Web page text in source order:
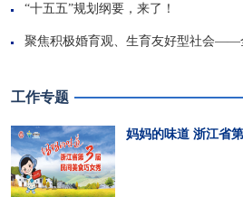
“十五五”规划纲要，来了！
聚焦积极婚育观、生育友好型社会——
工作专题
妈妈的味道 浙江省